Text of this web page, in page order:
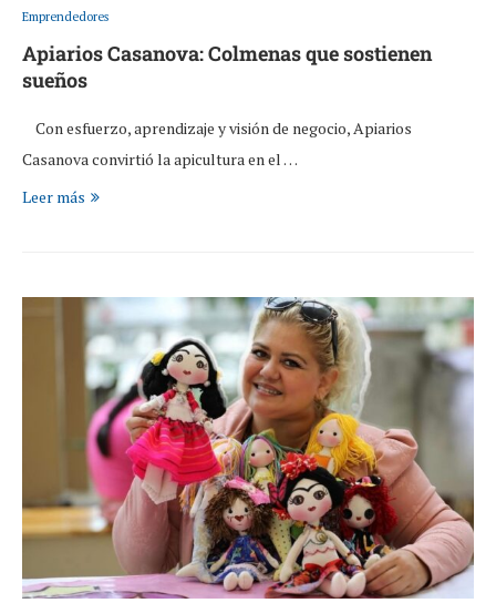
Emprendedores
Apiarios Casanova: Colmenas que sostienen
sueños
Con esfuerzo, aprendizaje y visión de negocio, Apiarios
Casanova convirtió la apicultura en el …
Leer más